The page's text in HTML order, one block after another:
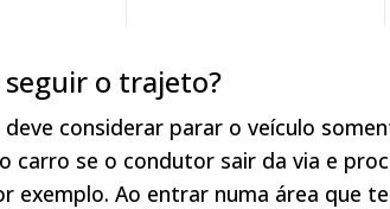
seguir o trajeto?
considerar parar o veículo
carro se o condutor sair da via e
exemplo. Ao entrar numa área que